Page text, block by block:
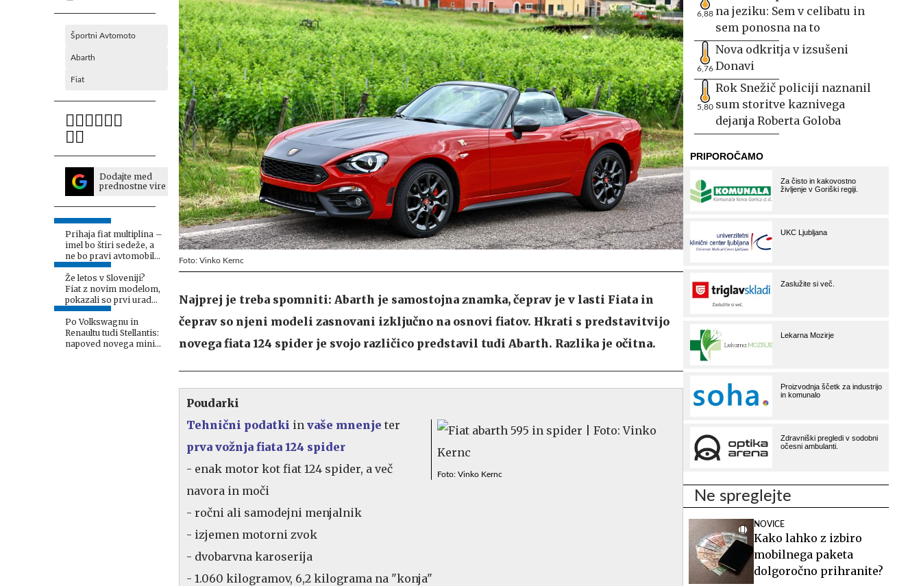
Športni Avtomoto
Abarth
Fiat
Dodajte med
prednostne vire
Prihaja fiat multiplina –
imel bo štiri sedeže, a
ne bo pravi avtomobil
#foto
Že letos v Sloveniji?
Fiat z novim modelom,
pokazali so prvi uradni
fotografiji. #foto
Po Volkswagnu in
Renaultu tudi Stellantis:
napoved novega mini
Foto: Vinko Kernc
Najprej je treba spomniti: Abarth je samostojna znamka, čeprav je v lasti Fiata in
čeprav so njeni modeli zasnovani izključno na osnovi fiatov. Hkrati s predstavitvijo
novega fiata 124 spider je svojo različico predstavil tudi Abarth. Razlika je očitna.
Poudarki
Foto: Vinko Kernc
Tehnični podatki in vaše mnenje ter
prva vožnja fiata 124 spider
- enak motor kot fiat 124 spider, a več
navora in moči
- ročni ali samodejni menjalnik
- izjemen motorni zvok
- dvobarvna karoserija
- 1.060 kilogramov, 6,2 kilograma na "konja"
6,88 na jeziku: Sem v celibatu in
sem ponosna na to
6,76
Nova odkritja v izsušeni
Donavi
5,80
Rok Snežič policiji naznanil
sum storitve kaznivega
dejanja Roberta Goloba
Ne spreglejte
NOVICE
Kako lahko z izbiro
mobilnega paketa
dolgoročno prihranite?